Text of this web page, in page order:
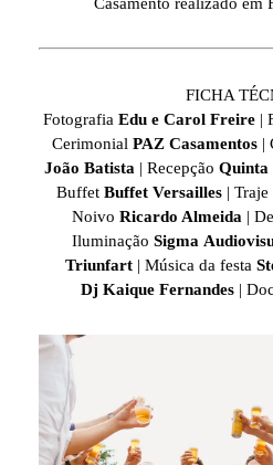
FICHA
Fotografia Edu e Carol Freire|
Cerimonial PAZ Casamentos |
João Batista | Recepção Quinta
Buffet Buffet Versailles |
Noivo Ricardo Almeida |
Iluminação Sigma
Triunfart | Música da festa
Dj Kaique Fernandes |